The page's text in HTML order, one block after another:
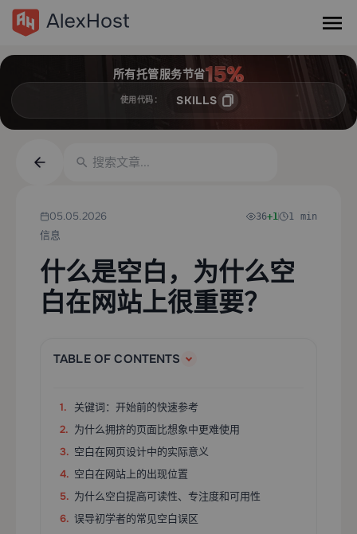
所有托管服务节省
使用代码： SKILLS
05.05.2026
信息
36+1 1 min
什么是空白，为什么空
白在网站上很重要？
TABLE OF CONTENTS
关键词：开始前的快速参考
为什么拥挤的页面比想象中更难使用
空白在网页设计中的实际意义
空白在网站上的出现位置
为什么空白提高可读性、专注度和可用性
误导初学者的常见空白误区